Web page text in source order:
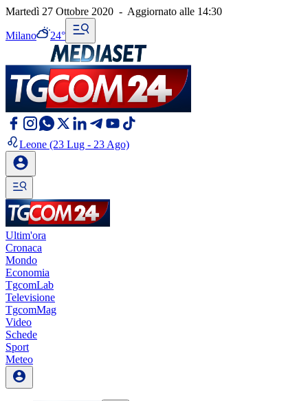
Martedì 27 Ottobre 2020 - Aggiornato alle 14:30
Milano 24°
Leone (23 Lug - 23 Ago)
Ultim'ora
Cronaca
Mondo
Economia
TgcomLab
Televisione
TgcomMag
Video
Schede
Sport
Meteo